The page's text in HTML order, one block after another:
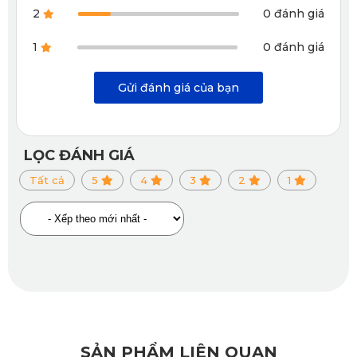
Thảm sàn ô tô 360 Thaco TF480V của KATA với nhiều ưu
2 0 đánh giá
1 0 đánh giá
Gửi đánh giá của bạn
LỌC ĐÁNH GIÁ
Tất cả 5 4 3 2 1
SẢN PHẨM LIÊN QUAN